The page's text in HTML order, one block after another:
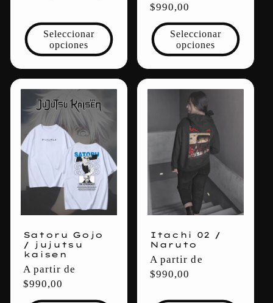
oferta
Seleccionar
opciones
habitual
$990,00
Seleccionar
opciones
Satoru Gojo
/ jujutsu
kaisen
Precio
habitual
A partir de
$990,00
Itachi 02 /
Naruto
Precio
habitual
A partir de
$990,00